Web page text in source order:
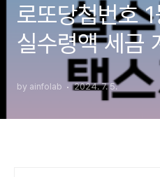
로또당첨번호
실수령액 세금
by ainfolab 2024. 7. 5.